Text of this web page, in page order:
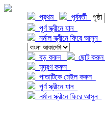
প্রথম পূর্ববর্তী পৃষ্ঠা
পূর্ণ স্ক্রীনে যান
নর্মাল স্ক্রীনে ফিরে আসুন
বড় করুন
ছোট করুন
মুদ্রণ করুন
পাতাটিকে মেইল করুন
পূর্ণ স্ক্রীনে যান
নর্মাল স্ক্রীনে ফিরে আসুন